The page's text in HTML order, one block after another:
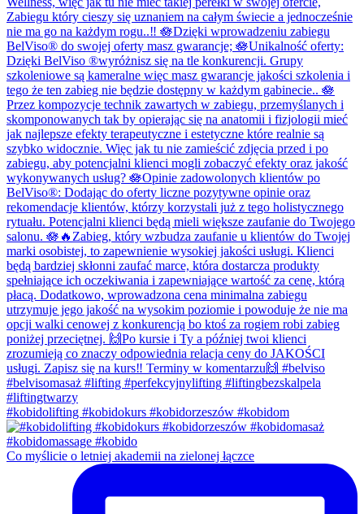
#kobidolifting #kobidokurs #kobidorzeszów #kobidom
Co myślicie o letniej akademii na zielonej łączce